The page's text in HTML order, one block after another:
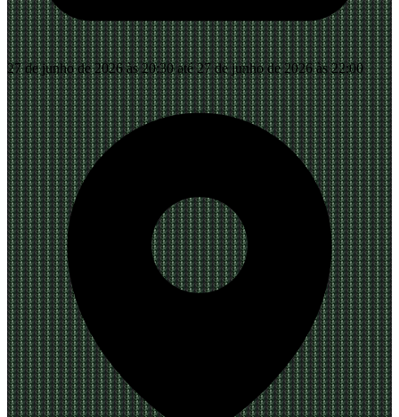
27 de junho de 2026 às 20:30 até 27 de junho de 2026 às 22:00